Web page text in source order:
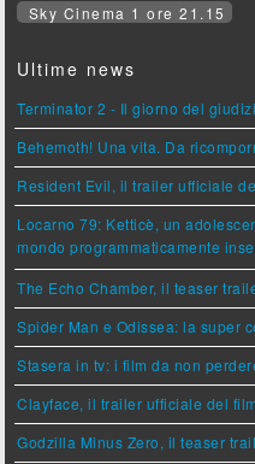
Sky Cinema 1 ore 21.15
Ultime news
Terminator 2 - Il giorno del
Behemoth! Una vita. Da
Resident Evil, il trailer ufficiale
Locarno 79: Ketticè, un
mondo programmaticamente
The Echo Chamber, il teaser
Spider Man e Odissea: la super
Stasera in tv: i film da non
Clayface, il trailer ufficiale del
Godzilla Minus Zero, il teaser